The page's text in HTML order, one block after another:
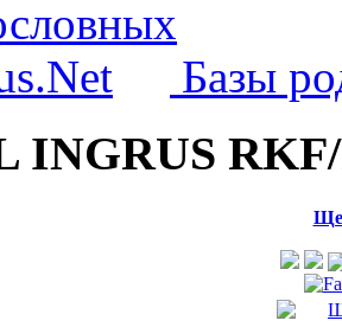
Базы
INGRUS